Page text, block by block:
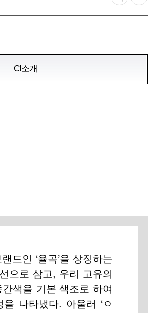
자
린
트
CI소개
드인 ‘율곡’을 상징하는
으로 삼고, 우리 고유의
색을 기본 색조로 하여
을 나타냈다. 아울러 ‘ㅇ